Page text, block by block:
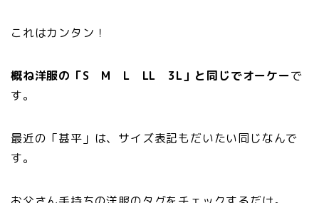
これはカンタン！
概ね洋服の「S M L LL 3L」と同じでオーケーで
す。
最近の「甚平」は、サイズ表記もだいたい同じなんで
す。